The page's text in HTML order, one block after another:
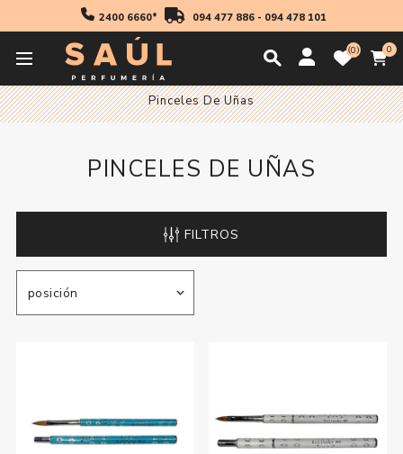
2400 6660* 094 477 886- 094 478 101
0 0
Inicio Manicuria
Pinceles De Uñas
PINCELES DE UÑAS
FILTROS